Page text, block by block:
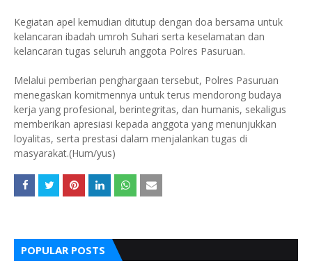
Kegiatan apel kemudian ditutup dengan doa bersama untuk
kelancaran ibadah umroh Suhari serta keselamatan dan
kelancaran tugas seluruh anggota Polres Pasuruan.
Melalui pemberian penghargaan tersebut, Polres Pasuruan
menegaskan komitmennya untuk terus mendorong budaya
kerja yang profesional, berintegritas, dan humanis, sekaligus
memberikan apresiasi kepada anggota yang menunjukkan
loyalitas, serta prestasi dalam menjalankan tugas di
masyarakat.(Hum/yus)
POPULAR POSTS